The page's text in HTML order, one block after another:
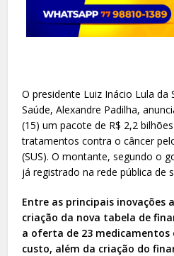
O presidente Luiz Inácio Lula da
Saúde, Alexandre Padilha,
(15) um pacote de R$ 2,2
tratamentos contra o câncer
(SUS). O montante, segundo o
já registrado na rede pública de
Entre as principais inovações
criação da nova tabela de
a oferta de 23 medicamentos
custo, além da criação do